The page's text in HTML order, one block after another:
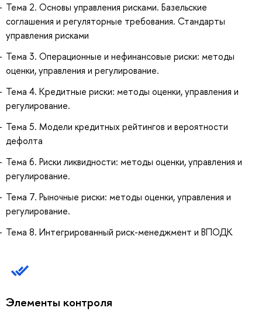
Тема 2. Основы управления рисками. Базельские
соглашения и регуляторные требования. Стандарты
управления рисками
Тема 3. Операционные и нефинансовые риски: методы
оценки, управления и регулирование.
Тема 4. Кредитные риски: методы оценки, управления и
регулирование.
Тема 5. Модели кредитных рейтингов и вероятности
дефолта
Тема 6. Риски ликвидности: методы оценки, управления и
регулирование.
Тема 7. Рыночные риски: методы оценки, управления и
регулирование.
Тема 8. Интегрированный риск-менеджмент и ВПОДК
Элементы контроля